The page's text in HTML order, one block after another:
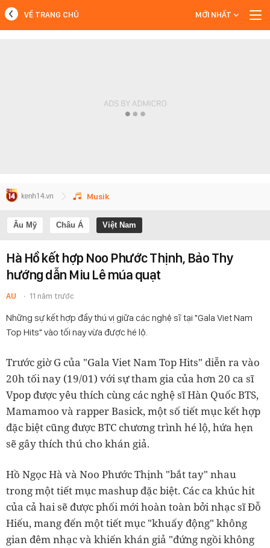
VỀ TRANG CHỦ MỚI NHẤT
Musik
Âu Mỹ Châu Á Việt Nam
Hà Hồ kết hợp Noo Phước Thịnh, Bảo Thy
hướng dẫn Miu Lê múa quạt
AU 11 năm trước
Những sự kết hợp đầy thú vị giữa các nghệ sĩ tại "Gala Viet Nam
Top Hits" vào tối nay vừa được hé lộ.
Trước giờ G của "Gala Viet Nam Top Hits" diễn ra vào
20h tối nay (19/01) với sự tham gia của hơn 20 ca sĩ
Vpop được yêu thích cùng các nghệ sĩ Hàn Quốc BTS,
Mamamoo và rapper Basick, một số tiết mục kết hợp
đặc biệt cũng được BTC chương trình hé lộ, hứa hẹn
sẽ gây thích thú cho khán giả.
Hồ Ngọc Hà và Noo Phước Thịnh "bắt tay" nhau
trong một tiết mục mashup đặc biệt. Các ca khúc hit
của cả hai sẽ được phối mới hoàn toàn bởi nhạc sĩ Đỗ
Hiếu, mang đến một tiết mục "khuấy động" không
gian đêm nhạc và khiến khán giả "đứng ngồi không